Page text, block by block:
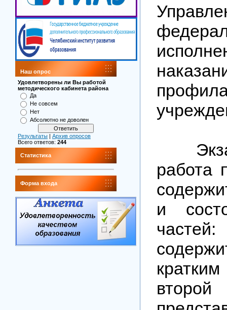
Наш опрос
Удовлетворены ли Вы работой
методического кабинета района
Да
Не совсем
Нет
Абсолютно не доволен
Результаты
Архив опросов
Всего ответов: 244
Статистика
Форма входа
работа
и
частей: